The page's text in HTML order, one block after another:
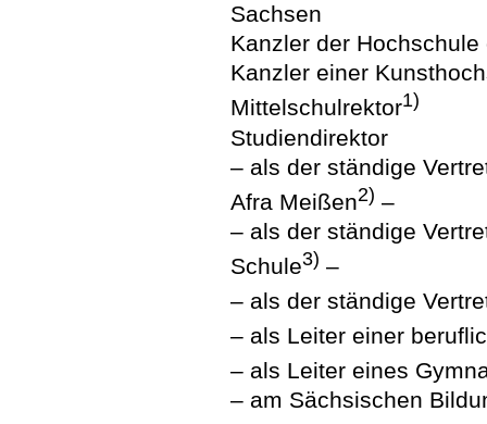
Sachsen
Kanzler der
Kanzler einer
Mittelschulrektor1)
Studiendirektor
– als der ständige
Afra Meißen2) –
– als der ständige
Schule3) –
– als der ständige
– als Leiter einer
– als Leiter eines
– am Sächsischen